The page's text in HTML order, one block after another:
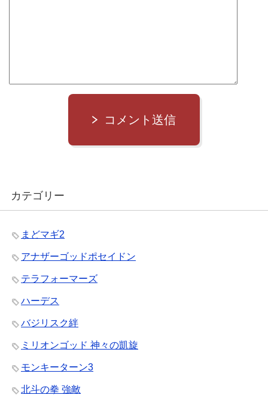
コメント送信
カテゴリー
まどマギ2
アナザーゴッドポセイドン
テラフォーマーズ
ハーデス
バジリスク絆
ミリオンゴッド 神々の凱旋
モンキーターン3
北斗の拳 強敵